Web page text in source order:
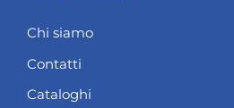
Chi siamo
Contatti
Cataloghi